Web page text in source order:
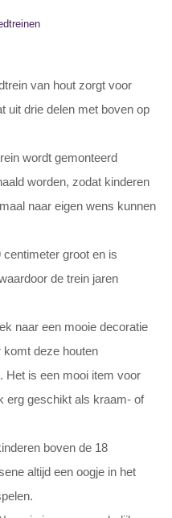
van hout zorgt voor
uit drie delen met boven op
wordt gemonteerd
worden, zodat kinderen
naar eigen wens kunnen
groot en is
de trein jaren
naar een mooie decoratie
deze houten
Het is een mooi item voor
erg geschikt als kraam- of
boven de 18
altijd een oogje in het